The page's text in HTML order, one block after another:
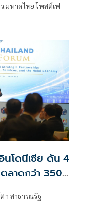
.มหาดไทย โพสต์เฟ
นโดนีเซีย ดัน 4
ลาดกว่า 350
า สาธารณรัฐ